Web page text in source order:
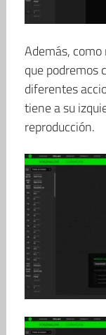
Además,
que podremos
diferentes
tiene a su
reproducción.